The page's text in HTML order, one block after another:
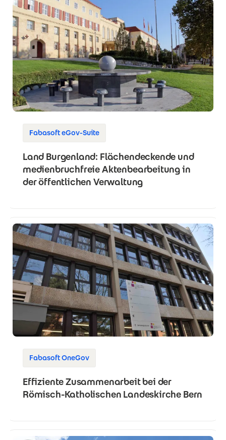
Fabasoft eGov-Suite
Land Burgenland: Flächendeckende und
medienbruchfreie Aktenbearbeitung in
der öffentlichen Verwaltung
Fabasoft OneGov
Effiziente Zusammenarbeit bei der
Römisch-Katholischen Landeskirche Bern